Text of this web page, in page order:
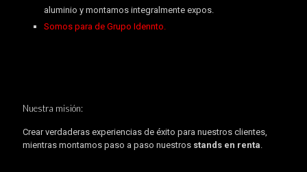
aluminio y montamos integralmente expos.
Somos para de Grupo Idennto.
Nuestra misión:
Crear verdaderas experiencias de éxito para nuestros clientes,
mientras montamos paso a paso nuestros stands en renta.